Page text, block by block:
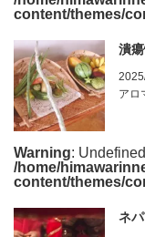
content/themes/
潰
アロ
Warning:
/home/
content/themes/
ネ